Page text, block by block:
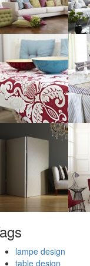
lampe design
table design